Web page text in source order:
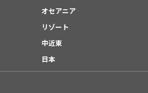
オセアニア
リゾート
中近東
日本